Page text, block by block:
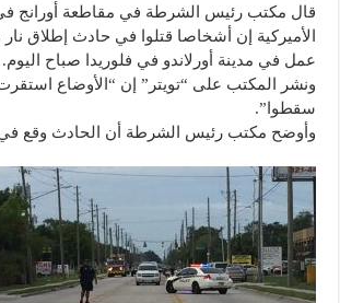
قال مكتب رئيس الشرطة في مقاطعة أورانج في
الأميركية إن أشخاصا قتلوا في حادث إطلاق
عمل في مدينة أورلاندو في فلوريدا صباح اليوم.
ونشر المكتب على “تويتر” إن “الأوضاع
سقطوا”.
وأوضح مكتب رئيس الشرطة أن الحادث وقع